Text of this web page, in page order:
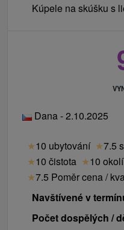
Kúpele na skúšku s
Dana - 2.10.2025
★10 ubytování ★7.5
★10 čistota ★10 okolí
★7.5 Poměr cena /
Navštívené v
Počet dospělých /